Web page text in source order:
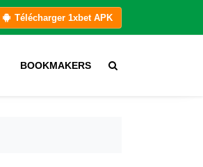
Télécharger 1xbet APK
BOOKMAKERS